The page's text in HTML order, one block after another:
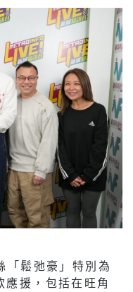
鬆弛豪」特別為
援，包括在旺角